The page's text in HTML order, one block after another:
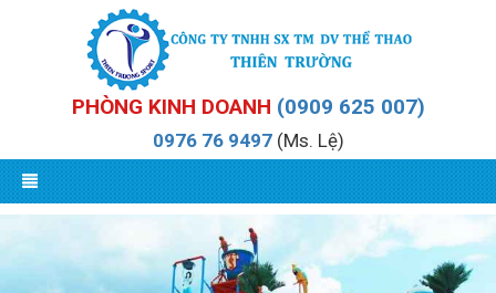
PHÒNG KINH DOANH (0909 625 007)
0976 76 9497(Ms. Lệ)